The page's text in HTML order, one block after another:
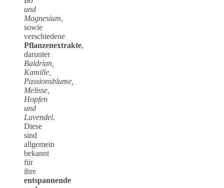
und
Magnesium,
sowie
verschiedene
Pflanzenextrakte,
darunter
Baldrian,
Kamille,
Passionsblume,
Melisse,
Hopfen
und
Lavendel.
Diese
sind
allgemein
bekannt
für
ihre
entspannende